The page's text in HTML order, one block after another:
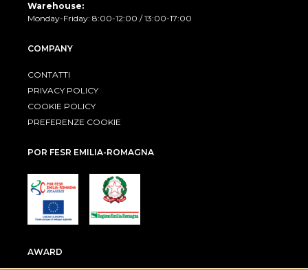
Warehouse:
Monday-Friday: 8:00-12:00 / 13:00-17:00
COMPANY
CONTATTI
PRIVACY POLICY
COOKIE POLICY
PREFERENZE COOKIE
POR FESR EMILIA-ROMAGNA
AWARD